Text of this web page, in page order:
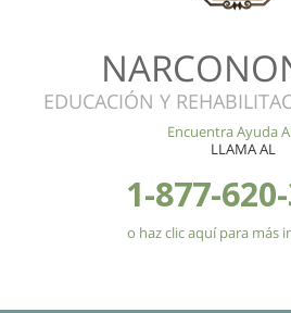
EDUCACIÓN Y
Encuentra Ayuda
LLAMA AL
1-877-
o haz clic aquí para más